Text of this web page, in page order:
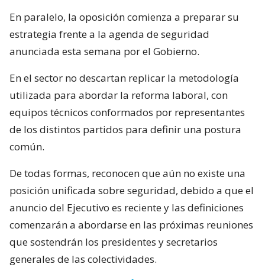
En paralelo, la oposición comienza a preparar su
estrategia frente a la agenda de seguridad
anunciada esta semana por el Gobierno.
En el sector no descartan replicar la metodología
utilizada para abordar la reforma laboral, con
equipos técnicos conformados por representantes
de los distintos partidos para definir una postura
común.
De todas formas, reconocen que aún no existe una
posición unificada sobre seguridad, debido a que el
anuncio del Ejecutivo es reciente y las definiciones
comenzarán a abordarse en las próximas reuniones
que sostendrán los presidentes y secretarios
generales de las colectividades.